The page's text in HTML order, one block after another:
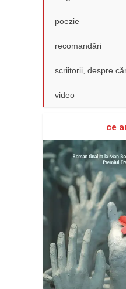
poezie
recomandări
scriitorii, despre
video
ce